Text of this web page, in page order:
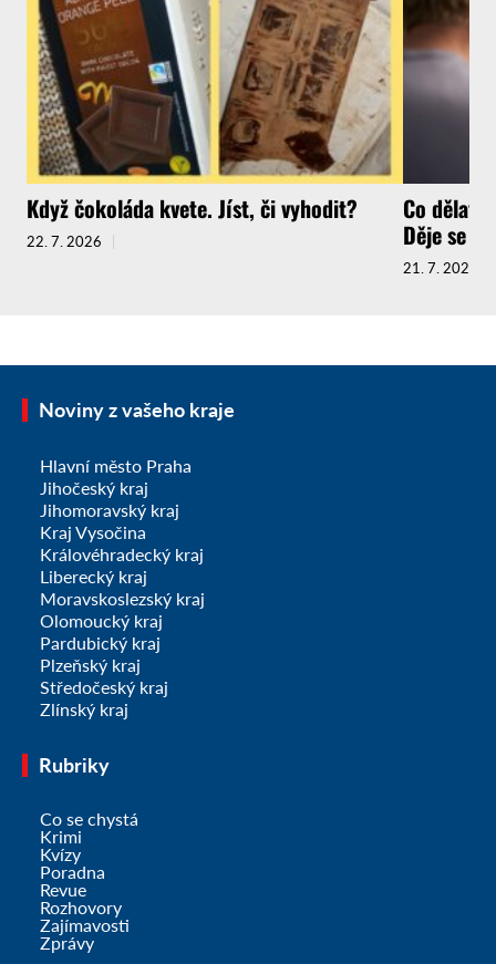
Když čokoláda kvete. Jíst, či vyhodit?
22. 7. 2026
Co dělat,
Děje se
21. 7. 2026
Noviny z vašeho kraje
Hlavní město Praha
Jihočeský kraj
Jihomoravský kraj
Kraj Vysočina
Královéhradecký kraj
Liberecký kraj
Moravskoslezský kraj
Olomoucký kraj
Pardubický kraj
Plzeňský kraj
Středočeský kraj
Zlínský kraj
Rubriky
Co se chystá
Krimi
Kvízy
Poradna
Revue
Rozhovory
Zajímavosti
Zprávy